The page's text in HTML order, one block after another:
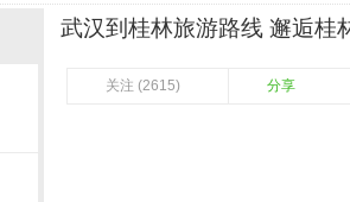
武汉到桂林旅游路线 邂逅桂
关注 (2615) 分享